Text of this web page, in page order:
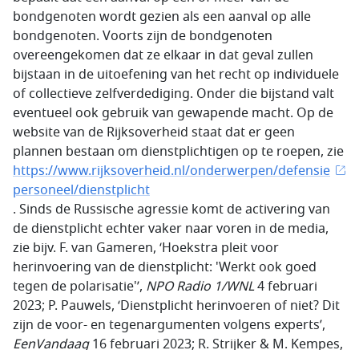
bondgenoten wordt gezien als een aanval op alle
bondgenoten. Voorts zijn de bondgenoten
overeengekomen dat ze elkaar in dat geval zullen
bijstaan in de uitoefening van het recht op individuele
of collectieve zelfverdediging. Onder die bijstand valt
eventueel ook gebruik van gewapende macht. Op de
website van de Rijksoverheid staat dat er geen
plannen bestaan om dienstplichtigen op te roepen, zie
https://www.rijksoverheid.nl/onderwerpen/defensie
personeel/dienstplicht
. Sinds de Russische agressie komt de activering van
de dienstplicht echter vaker naar voren in de media,
zie bijv. F. van Gameren, ‘Hoekstra pleit voor
herinvoering van de dienstplicht: 'Werkt ook goed
tegen de polarisatie'’, NPO Radio 1/WNL4 februari
2023; P. Pauwels, ‘Dienstplicht herinvoeren of niet? Dit
zijn de voor- en tegenargumenten volgens experts’,
EenVandaag16 februari 2023; R. Strijker & M. Kempes,